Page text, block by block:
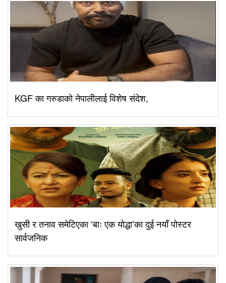
KGF का गरुडाको नेपालीलाई विशेष संदेश,
खुसी र तनाव समेटिएका ‘बाः एक योद्धा’का दुई नयाँ पोस्टर
सार्वजनिक